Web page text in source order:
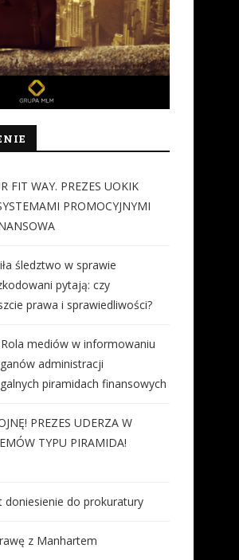
FIT WAY. PREZES UOKIK
PROMOCYJNYMI
śledztwo w sprawie
pytają: czy
prawa i sprawiedliwości?
Rola mediów w informowaniu
administracji
piramidach finansowych
PREZES UDERZA W
TYPU PIRAMIDA!
doniesienie do prokuratury
z Manhartem